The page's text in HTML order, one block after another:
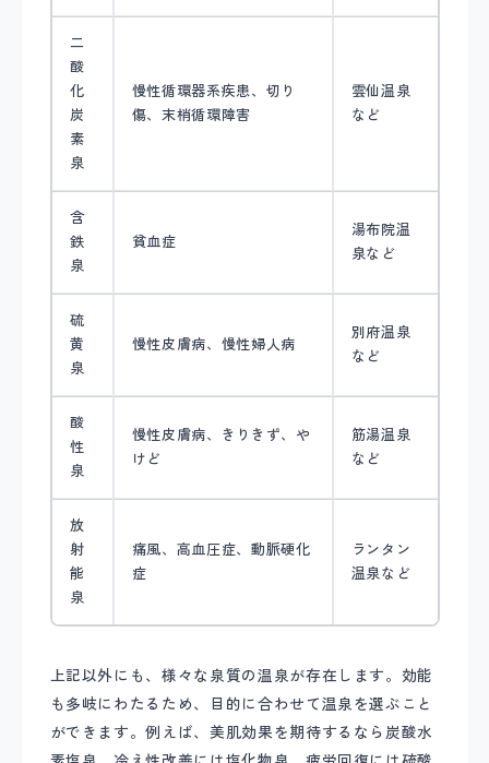
二
酸
化
炭
素
泉
慢性循環器系疾患、切り
傷、末梢循環障害
雲仙温泉
など
含
鉄
泉
貧血症
湯布院温
泉など
硫
黄
泉
慢性皮膚病、慢性婦人病
別府温泉
など
酸
性
泉
慢性皮膚病、きりきず、や
けど
筋湯温泉
など
放
射
能
泉
痛風、高血圧症、動脈硬化
症
ランタン
温泉など
上記以外にも、様々な泉質の温泉が存在します。効能
も多岐にわたるため、目的に合わせて温泉を選ぶこと
ができます。例えば、美肌効果を期待するなら炭酸水